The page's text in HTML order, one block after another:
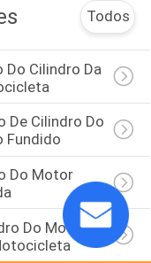
13
Todos
Do Cilindro Da
De Cilindro Do
Fundido
Do Motor
Do Motor